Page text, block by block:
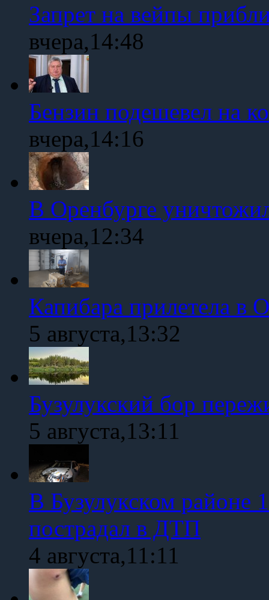
Запрет на вейпы
вчера,14:48
Бензин подешевел на
вчера,14:16
В Оренбурге
вчера,12:34
Капибара прилетела в
5 августа,13:32
Бузулукский бор
5 августа,13:11
В Бузулукском районе
пострадал в ДТП
4 августа,11:11